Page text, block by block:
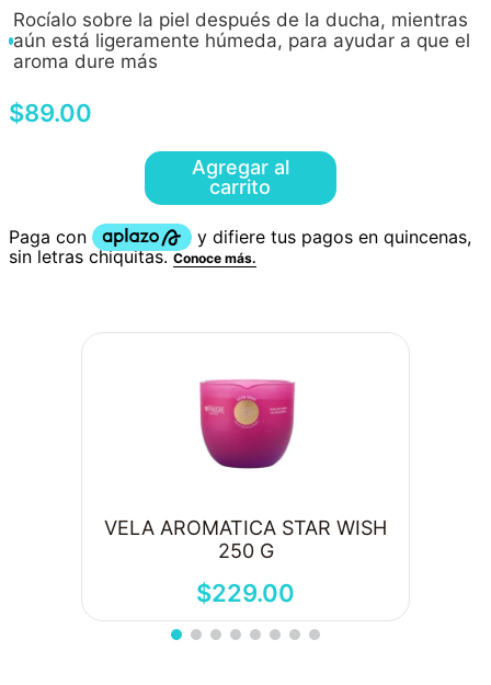
Rocíalo sobre la piel después de la ducha, mientras
aún está ligeramente húmeda, para ayudar a que el
aroma dure más
$89.00
Agregar al
carrito
VELA AROMATICA STAR WISH
250 G
$229.00